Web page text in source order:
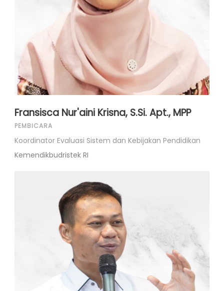
Fransisca Nur'aini Krisna, S.Si. Apt., MPP
PEMBICARA
Koordinator Evaluasi Sistem dan Kebijakan Pendidikan
Kemendikbudristek RI